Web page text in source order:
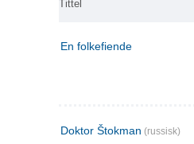
Tittel
En folkefiende
Doktor Štokman (russisk)